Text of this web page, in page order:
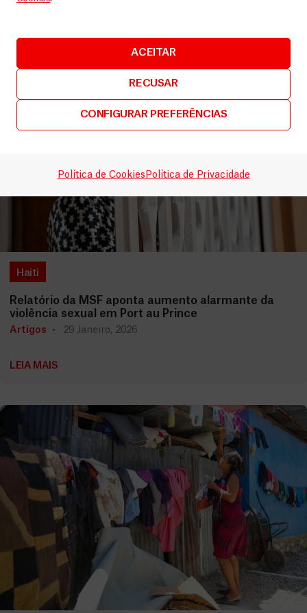
ACEITAR
RECUSAR
CONFIGURAR PREFERÊNCIAS
Política de Cookies Política de Privacidade
Haiti
Relatório da MSF aponta aumento alarmante da
violência sexual em Port au Prince
Artigos 29 Janeiro, 2026
LEIA MAIS